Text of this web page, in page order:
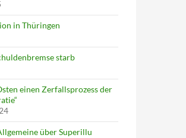
in Thüringen
starb
einen Zerfallsprozess der
über Superillu